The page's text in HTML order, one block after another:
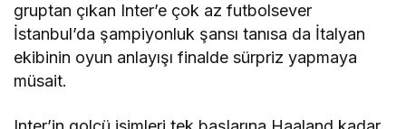
gruptan çıkan Inter’e çok az futbolsever
İstanbul’da şampiyonluk şansı tanısa da İtalyan
ekibinin oyun anlayışı finalde sürpriz yapmaya
müsait.